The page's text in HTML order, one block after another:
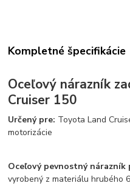
Kompletné špecifikácie
Oceľový nárazník
Cruiser 150
Určený pre: Toyota Land
motorizácie
Oceľový pevnostný
vyrobený z materiálu hrubého